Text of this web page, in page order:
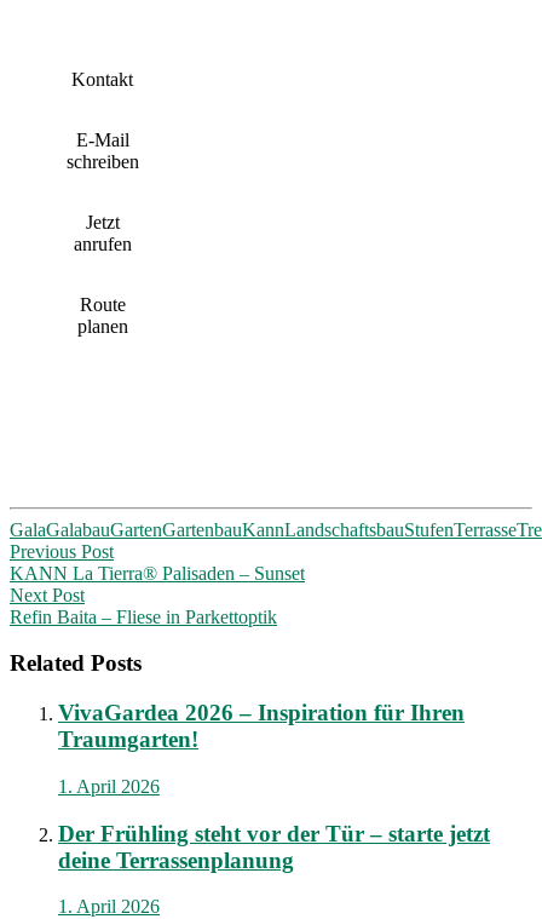
Kontakt
E-Mail
schreiben
Jetzt
anrufen
Route
planen
GalaGalabauGartenGartenbauKannLandschaftsbauStufenTerrasse
Post
navigation
Previous Post
KANN La Tierra® Palisaden – Sunset
Next Post
Refin Baita – Fliese in Parkettoptik
Related Posts
VivaGardea 2026 – Inspiration für Ihren
Traumgarten!
1. April 2026
Der Frühling steht vor der Tür – starte jetzt
deine Terrassenplanung
1. April 2026